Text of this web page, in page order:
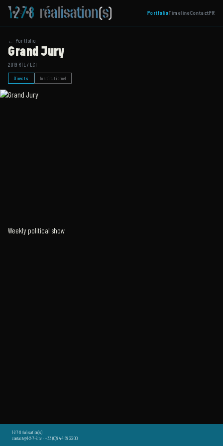
PortfolioTimelineContactFR
← Portfolio
Grand Jury
2019·RTL / LCI
Directs Institutionnel
Weekly political show
1·2·7·8 réalisation(s)
contact@1-2-7-8.tv · +33 (0)6 44 66 33 00